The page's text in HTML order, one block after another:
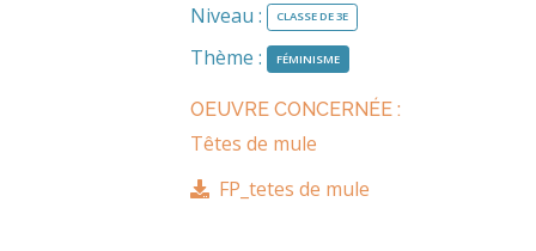
Niveau :
CLASSE DE 3E
Thème : FÉMINISME
OEUVRE CONCERNÉE :
Têtes de mule
FP_tetes de mule